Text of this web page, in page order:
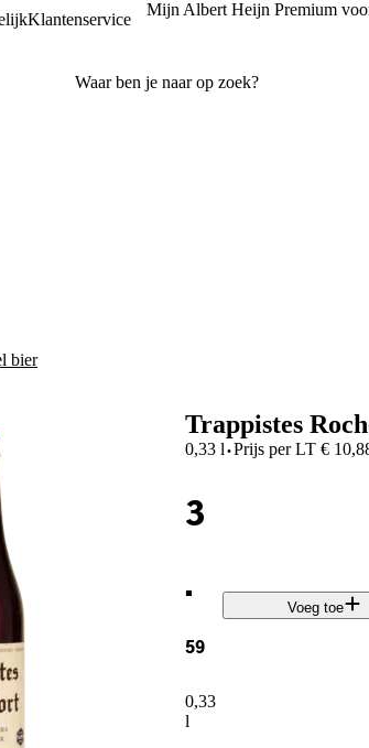
Klantenservice
Mijn Albert Heijn Premium
bier
Trappistes
0,33 l·Prijs per LT€
3
.
59
0,33
l
Voeg toe